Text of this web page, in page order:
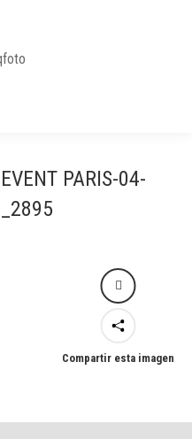
PARIS-04-
Compartir esta imagen